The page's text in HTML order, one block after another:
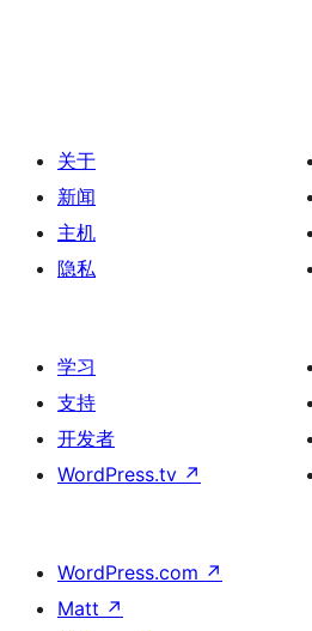
关于
新闻
主机
隐私
学习
支持
开发者
WordPress.tv ↗
WordPress.com ↗
Matt ↗